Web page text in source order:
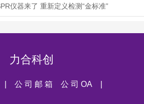
仪器来了 重新定义检测“金标准”
力合科创
公 司 OA |
| 公 司 邮 箱